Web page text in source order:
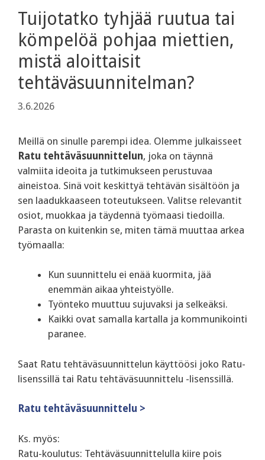
Tuijotatko tyhjää ruutua tai
kömpelöä pohjaa miettien,
mistä aloittaisit
tehtäväsuunnitelman?
3.6.2026
Meillä on sinulle parempi idea. Olemme julkaisseet
Ratu tehtäväsuunnittelun, joka on täynnä
valmiita ideoita ja tutkimukseen perustuvaa
aineistoa. Sinä voit keskittyä tehtävän sisältöön ja
sen laadukkaaseen toteutukseen. Valitse relevantit
osiot, muokkaa ja täydennä työmaasi tiedoilla.
Parasta on kuitenkin se, miten tämä muuttaa arkea
työmaalla:
Kun suunnittelu ei enää kuormita, jää
enemmän aikaa yhteistyölle.
Työnteko muuttuu sujuvaksi ja selkeäksi.
Kaikki ovat samalla kartalla ja kommunikointi
paranee.
Saat Ratu tehtäväsuunnittelun käyttöösi joko Ratu-
lisenssillä tai Ratu tehtäväsuunnittelu -lisenssillä.
Ratu tehtäväsuunnittelu >
Ks. myös:
Ratu-koulutus: Tehtäväsuunnittelulla kiire pois